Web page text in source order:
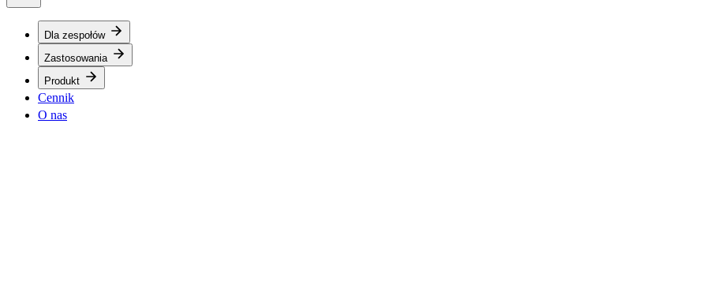
Dla zespołów
Zastosowania
Produkt
Cennik
O nas